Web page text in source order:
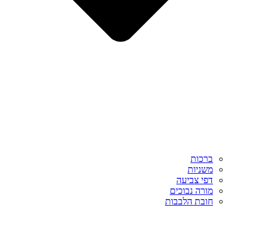
ברכות
משניות
דפי צביעה
מורה נבוכים
חובת הלבבות